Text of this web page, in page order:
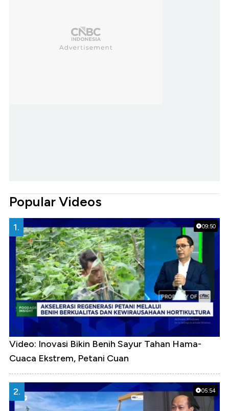
Popular Videos
09:50
1.
Video: Inovasi Bikin Benih Sayur Tahan Hama-
Cuaca Ekstrem, Petani Cuan
05:54
2.